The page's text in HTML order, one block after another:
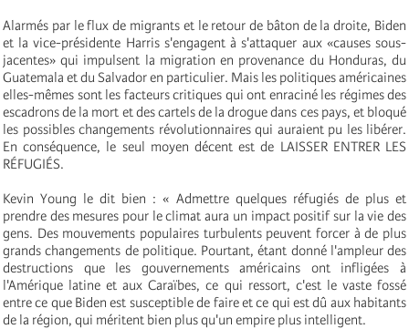
Alarmés par le flux de migrants et le retour de bâton de la droite, Biden
et la vice-présidente Harris s'engagent à s'attaquer aux «causes sous-
jacentes» qui impulsent la migration en provenance du Honduras, du
Guatemala et du Salvador en particulier. Mais les politiques américaines
elles-mêmes sont les facteurs critiques qui ont enraciné les régimes des
escadrons de la mort et des cartels de la drogue dans ces pays, et bloqué
les possibles changements révolutionnaires qui auraient pu les libérer.
En conséquence, le seul moyen décent est de LAISSER ENTRER LES
RÉFUGIÉS.
Kevin Young le dit bien : « Admettre quelques réfugiés de plus et
prendre des mesures pour le climat aura un impact positif sur la vie des
gens. Des mouvements populaires turbulents peuvent forcer à de plus
grands changements de politique. Pourtant, étant donné l'ampleur des
destructions que les gouvernements américains ont infligées à
l'Amérique latine et aux Caraïbes, ce qui ressort, c'est le vaste fossé
entre ce que Biden est susceptible de faire et ce qui est dû aux habitants
de la région, qui méritent bien plus qu'un empire plus intelligent.